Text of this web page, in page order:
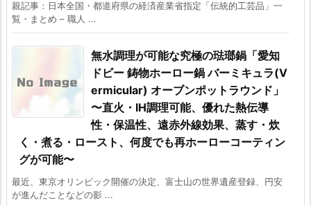
親記事：日本全国・都道府県の経済産業省指定「伝統的工芸品」一
覧・まとめ – 職人 ...
無水調理が可能な究極の琺瑯鍋「愛知
ドビー 鋳物ホーロー鍋 バーミキュラ(V
ermicular) オーブンポットラウンド」
〜直火・IH調理可能、優れた熱伝導
性・保温性、遠赤外線効果、蒸す・炊
く・煮る・ロースト、何度でも再ホーローコーティン
グが可能〜
最近、東京オリンピック開催の決定、富士山の世界遺産登録、円安
が進んだことなどの影 ...